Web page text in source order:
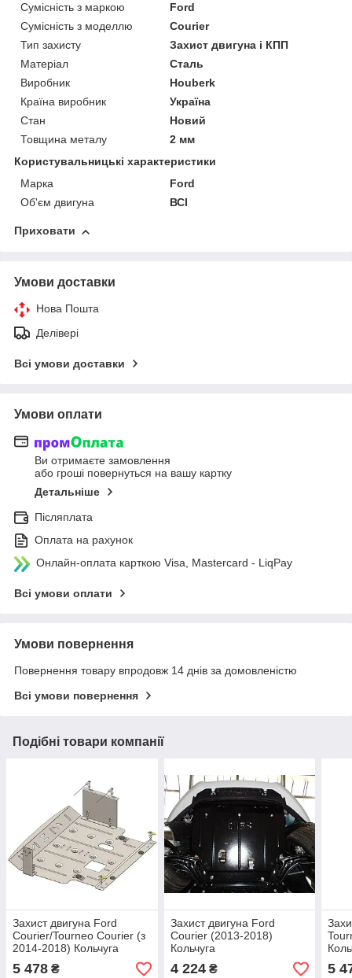
Сумісність з маркою
Ford
Сумісність з моделлю
Courier
Тип захисту
Захист двигуна і КПП
Матеріал
Сталь
Виробник
Houberk
Країна виробник
Україна
Стан
Новий
Товщина металу
2 мм
Користувальницькі характеристики
Марка
Ford
Об'єм двигуна
ВСІ
Приховати
Умови доставки
Нова Пошта
Делівері
Всі умови доставки
Умови оплати
Ви отримаєте замовлення
або гроші повернуться на вашу картку
Детальніше
Післяплата
Оплата на рахунок
Онлайн-оплата карткою Visa, Mastercard - LiqPay
Всі умови оплати
Умови повернення
Повернення товару впродовж 14 днів за домовленістю
Всі умови повернення
Подібні товари компанії
Захист двигуна Ford
Courier/Tourneo Courier (з
2014-2018) Кольчуга
5 478 ₴
Захист двигуна Ford
Courier (2013-2018)
Кольчуга
4 224₴ 5